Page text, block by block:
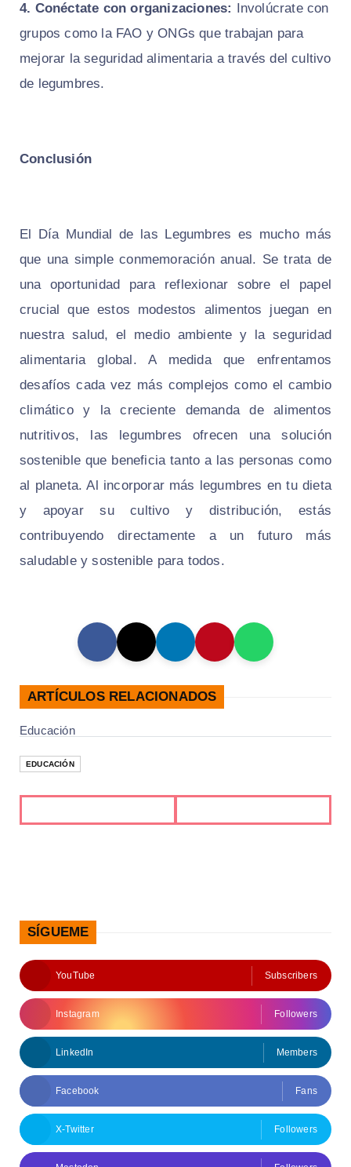
4. Conéctate con organizaciones:
Involúcrate con
grupos como la FAO y ONGs que trabajan para
mejorar la seguridad alimentaria a través del cultivo
de legumbres.
Conclusión
El Día Mundial de las Legumbres es mucho más
que una simple conmemoración anual. Se trata de
una oportunidad para reflexionar sobre el papel
crucial que estos modestos alimentos juegan en
nuestra salud, el medio ambiente y la seguridad
alimentaria global. A medida que enfrentamos
desafíos cada vez más complejos como el cambio
climático y la creciente demanda de alimentos
nutritivos, las legumbres ofrecen una solución
sostenible que beneficia tanto a las personas como
al planeta. Al incorporar más legumbres en tu dieta
y apoyar su cultivo y distribución, estás
contribuyendo directamente a un futuro más
saludable y sostenible para todos.
ARTÍCULOS RELACIONADOS
Educación
EDUCACIÓN
SÍGUEME
YouTube Subscribers
Instagram Followers
LinkedIn Members
Facebook Fans
X-Twitter Followers